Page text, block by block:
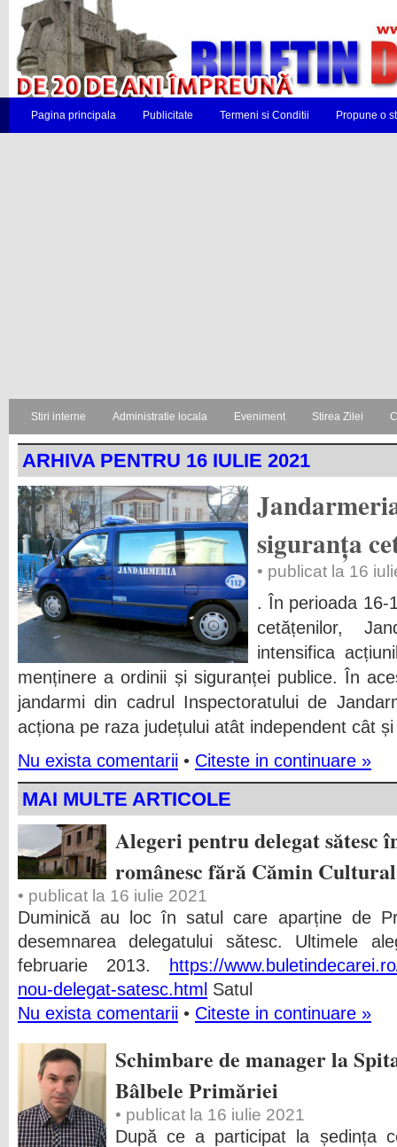
Pagina principala Publicitate Termeni si Conditii Propune o
Stiri interne Administratie locala Eveniment Stirea Zilei
ARHIVA PENTRU 16 IULIE 2021
siguranța
• publicat la 16
. În perioada 16-
cetățenilor,
intensifica
menținere a ordinii și siguranței publice. În
jandarmi din cadrul Inspectoratului de
acționa pe raza județului atât independent cât
Nu exista comentarii • Citeste in continuare »
MAI MULTE ARTICOLE
Alegeri pentru delegat sătesc
românesc fără Cămin Cultural
• publicat la 16 iulie 2021
Duminică au loc în satul care aparține de
desemnarea delegatului sătesc. Ultimele
februarie 2013.
https://
nou-delegat-satesc.html Satul
Nu exista comentarii • Citeste in continuare »
Schimbare de manager la
Bâlbele Primăriei
• publicat la 16 iulie 2021
După ce a participat la ședința